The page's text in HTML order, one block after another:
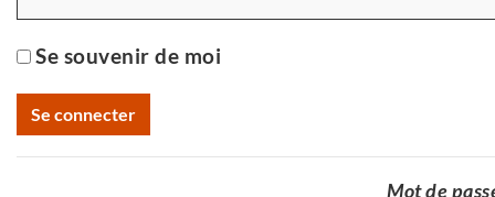
Se souvenir de moi
Mot de